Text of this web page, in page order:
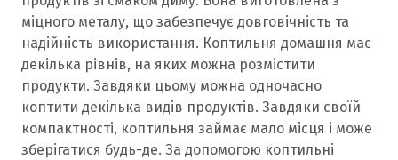
міцного металу, що забезпечує довговічність та
надійність використання. Коптильня домашня має
декілька рівнів, на яких можна розмістити
продукти. Завдяки цьому можна одночасно
коптити декілька видів продуктів. Завдяки своїй
компактності, коптильня займає мало місця і може
зберігатися будь-де. За допомогою коптильні